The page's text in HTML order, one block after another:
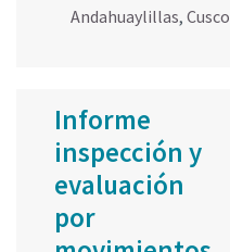
Andahuaylillas, Cusco
Informe
inspección y
evaluación
por